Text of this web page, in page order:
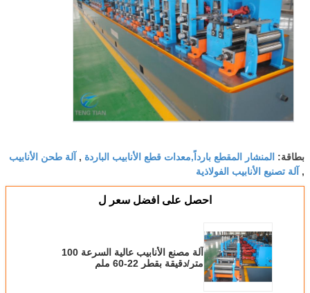
بطاقة: المنشار المقطع بارداً,معدات قطع الأنابيب الباردة , آلة طحن الأنابيب
, آلة تصنيع الأنابيب الفولاذية
احصل على افضل سعر ل
آلة مصنع الأنابيب عالية السرعة 100
متر/دقيقة بقطر 22-60 ملم